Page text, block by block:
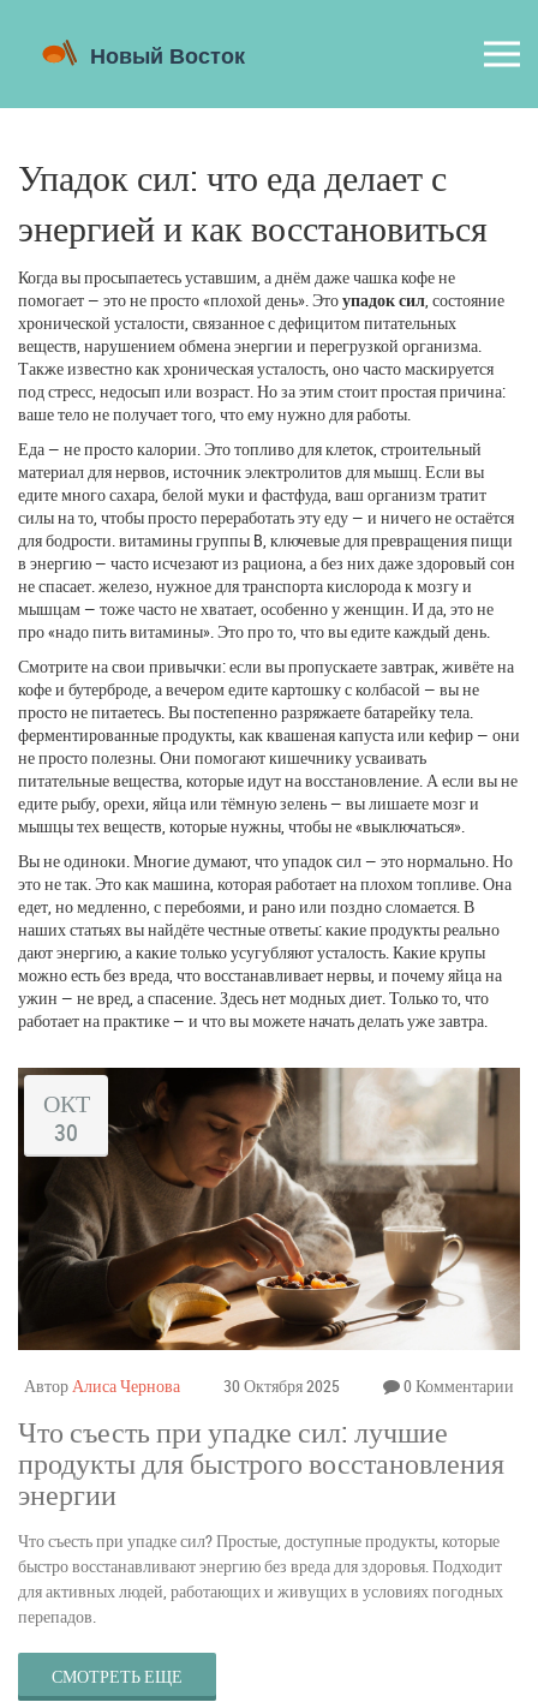
Упадок сил: что еда делает с
энергией и как восстановиться
Когда вы просыпаетесь уставшим, а днём даже чашка кофе не
помогает — это не просто «плохой день». Этоупадок сил состояние
хронической усталости, связанное с дефицитом питательных
веществ, нарушением обмена энергии и перегрузкой организма
Также известно какхроническая усталость , оно часто маскируется
под стресс, недосып или возраст. Но за этим стоит простая причина:
ваше тело не получает того, что ему нужно для работы.
Еда — не просто калории. Это топливо для клеток, строительный
материал для нервов, источник электролитов для мышц. Если вы
едите много сахара, белой муки и фастфуда, ваш организм тратит
силы на то, чтобы просто переработать эту еду — и ничего не остаётся
для бодрости. витамины группы B ключевые для превращения пищи
в энергию— часто исчезают из рациона, а без них даже здоровый сон
не спасает. железо нужное для транспорта кислорода к мозгу и
мышцам— тоже часто не хватает, особенно у женщин. И да, это не
про «надо пить витамины». Это про то, что вы едите каждый день.
Смотрите на свои привычки: если вы пропускаете завтрак, живёте на
кофе и бутерброде, а вечером едите картошку с колбасой — вы не
просто не питаетесь. Вы постепенно разряжаете батарейку тела.
ферментированные продукты как квашеная капуста или кефир— они
не просто полезны. Они помогают кишечнику усваивать
питательные вещества, которые идут на восстановление. А если вы не
едите рыбу, орехи, яйца или тёмную зелень — вы лишаете мозг и
мышцы тех веществ, которые нужны, чтобы не «выключаться».
Вы не одиноки. Многие думают, что упадок сил — это нормально. Но
это не так. Это как машина, которая работает на плохом топливе. Она
едет, но медленно, с перебоями, и рано или поздно сломается. В
наших статьях вы найдёте честные ответы: какие продукты реально
дают энергию, а какие только усугубляют усталость. Какие крупы
можно есть без вреда, что восстанавливает нервы, и почему яйца на
ужин — не вред, а спасение. Здесь нет модных диет. Только то, что
работает на практике — и что вы можете начать делать уже завтра.
ОКТ
30
АвторАлиса Чернова 30 Октября 2025 0 Комментарии
Что съесть при упадке сил: лучшие
продукты для быстрого восстановления
энергии
Что съесть при упадке сил? Простые, доступные продукты, которые
быстро восстанавливают энергию без вреда для здоровья. Подходит
для активных людей, работающих и живущих в условиях погодных
перепадов.
СМОТРЕТЬ ЕЩЕ